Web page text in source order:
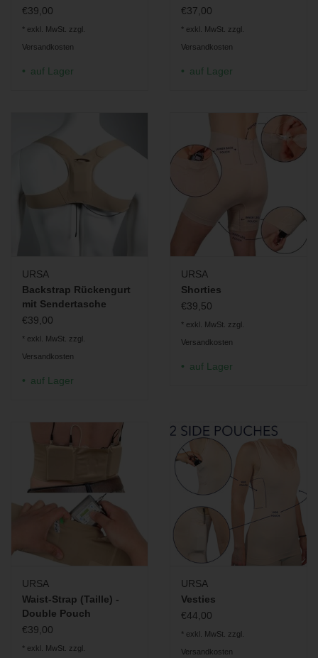
SonyUWP-D11
Lectrosonics
LMb, WM, UM400a, DCHT, SMDB, SMB, LT &
SSM
ZaxcomTRX & ZFR, TRX LA2 & LT2, ZFR 200 & 300
€39,00
* exkl. MwSt. zzgl.
Versandkosten
auf Lager
€37,00
* exkl. MwSt. zzgl.
Versandkosten
auf Lager
URSA
Backstrap Rückengurt
mit Sendertasche
€39,00
* exkl. MwSt. zzgl.
Versandkosten
auf Lager
URSA
Shorties
€39,50
* exkl. MwSt. zzgl.
Versandkosten
auf Lager
URSA
Waist-Strap (Taille) -
Double Pouch
€39,00
* exkl. MwSt. zzgl.
URSA
Vesties
€44,00
* exkl. MwSt. zzgl.
Versandkosten